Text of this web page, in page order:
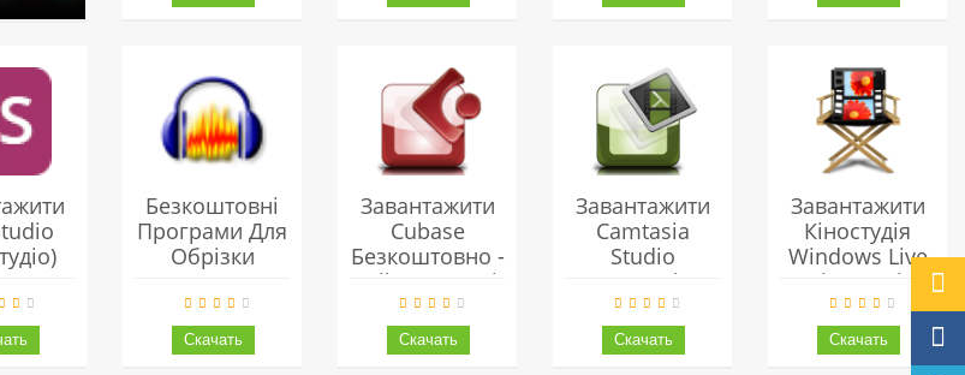
Безкоштовні
Програми Для
Обрізки
Завантажити
Cubase
Безкоштовно -
Найпопулярніша
Програма Для
Роботи Зі
Звуком
Завантажити
Camtasia
Studio
(Камтазія
Студіо)
Українською
Безкоштовно
Завантажити
Кіностудія
Windows Live
(кіностудія
Windows 2012)
Українською
Безкоштовно